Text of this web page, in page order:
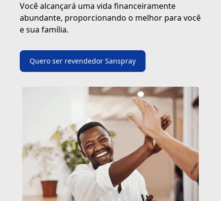
Você alcançará uma vida financeiramente
abundante, proporcionando o melhor para você
e sua família.
Quero ser revendedor Sanspray